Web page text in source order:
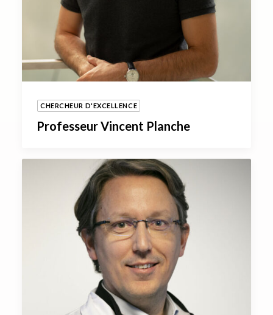
CHERCHEUR D'EXCELLENCE
Professeur Vincent Planche